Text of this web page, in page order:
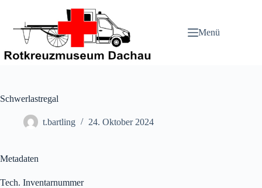
springen
Menü
Schwerlastregal
t.bartling 24. Oktober 2024
Metadaten
Tech. Inventarnummer